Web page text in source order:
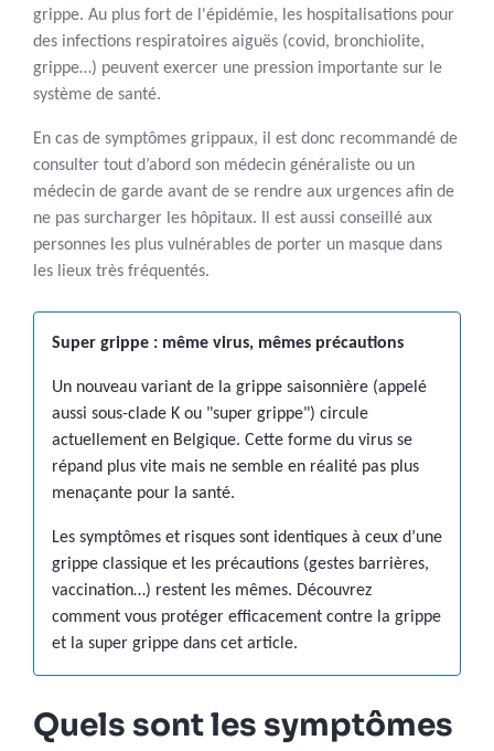
grippe. Au plus fort de l'épidémie, les hospitalisations pour
des infections respiratoires aiguës (covid, bronchiolite,
grippe…) peuvent exercer une pression importante sur le
système de santé.
En cas de symptômes grippaux, il est donc recommandé de
consulter tout d’abord son médecin généraliste ou un
médecin de garde avant de se rendre aux urgences afin de
ne pas surcharger les hôpitaux. Il est aussi conseillé aux
personnes les plus vulnérables de porter un masque dans
les lieux très fréquentés.
Super grippe : même virus, mêmes précautions
Un nouveau variant de la grippe saisonnière (appelé
aussi sous-clade K ou "super grippe") circule
actuellement en Belgique. Cette forme du virus se
répand plus vite mais ne semble en réalité pas plus
menaçante pour la santé.
Les symptômes et risques sont identiques à ceux d’une
grippe classique et les précautions (gestes barrières,
vaccination…) restent les mêmes. Découvrez
comment vous protéger efficacement contre la grippe
et la super grippe dans cet article.
Quels sont les symptômes